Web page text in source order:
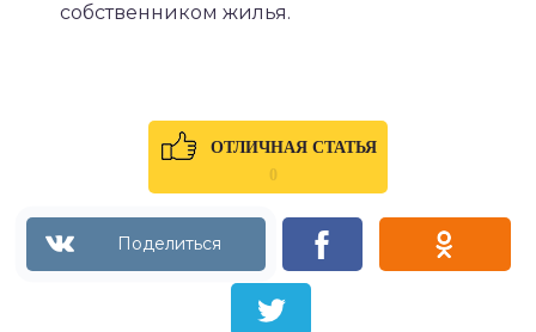
собственником жилья.
ОТЛИЧНАЯ СТАТЬЯ
0